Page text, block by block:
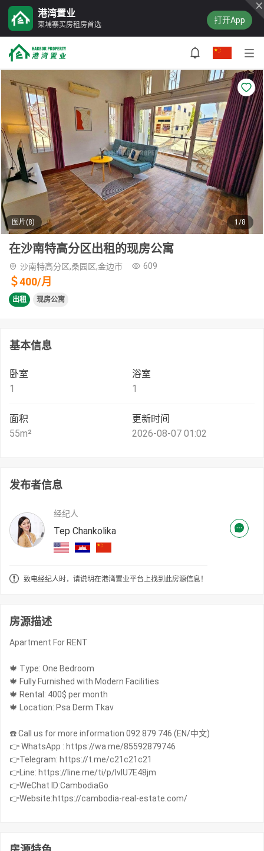
港湾置业
柬埔寨买房租房首选 打开App
图片(8) 1/8
在沙南特高分区出租的现房公寓
沙南特高分区,桑园区,金边市 609
＄400/月
出租 现房公寓
基本信息
卧室
1
浴室
1
面积
55m²
更新时间
2026-08-07 01:02
发布者信息
经纪人
Tep Chankolika
致电经纪人时，请说明在港湾置业平台上找到此房源信息！
房源描述
Apartment For RENT
🍁 Type: One Bedroom
🍁 Fully Furnished with Modern Facilities
🍁 Rental: 400$ per month
🍁 Location: Psa Derm Tkav
☎️ Call us for more information 092 879 746 (EN/中文)
👉 WhatsApp : https://wa.me/85592879746
👉Telegram: https://t.me/c21c21c21
👉Line: https://line.me/ti/p/IvIU7E48jm
👉WeChat ID:CambodiaGo
👉Website:https://cambodia-real-estate.com/